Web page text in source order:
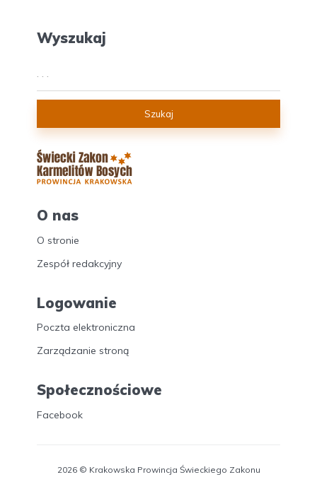
Wyszukaj
Szukaj
O nas
O stronie
Zespół redakcyjny
Logowanie
Poczta elektroniczna
Zarządzanie stroną
Społecznościowe
Facebook
2026 © Krakowska Prowincja Świeckiego Zakonu